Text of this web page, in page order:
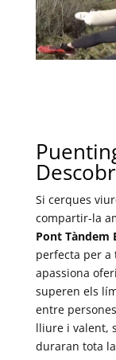
Si cerques
compartir-la
Pont Tàndem
perfecta per a
apassiona
superen els
entre
lliure i valent,
duraran tota